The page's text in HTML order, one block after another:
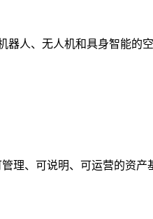
人、无人机和具身智能的空
理、可说明、可运营的资产